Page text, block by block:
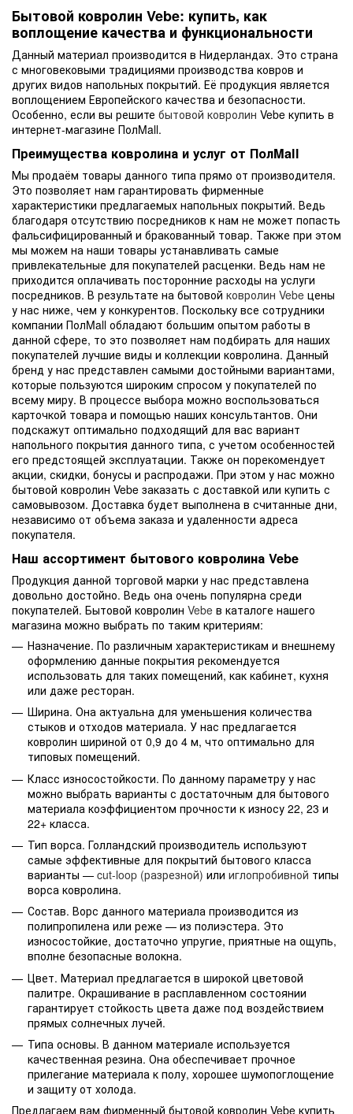
Бытовой ковролин Vebe: купить, как
воплощение качества и функциональности
Данный материал производится в Нидерландах. Это страна
с многовековыми традициями производства ковров и
других видов напольных покрытий. Её продукция является
воплощением Европейского качества и безопасности.
Особенно, если вы решите бытовой ковролин Vebe купить в
интернет-магазине ПолMall.
Преимущества ковролина и услуг от ПолMall
Мы продаём товары данного типа прямо от производителя.
Это позволяет нам гарантировать фирменные
характеристики предлагаемых напольных покрытий. Ведь
благодаря отсутствию посредников к нам не может попасть
фальсифицированный и бракованный товар. Также при этом
мы можем на наши товары устанавливать самые
привлекательные для покупателей расценки. Ведь нам не
приходится оплачивать посторонние расходы на услуги
посредников. В результате на бытовой ковролин Vebe цены
у нас ниже, чем у конкурентов. Поскольку все сотрудники
компании ПолMall обладают большим опытом работы в
данной сфере, то это позволяет нам подбирать для наших
покупателей лучшие виды и коллекции ковролина. Данный
бренд у нас представлен самыми достойными вариантами,
которые пользуются широким спросом у покупателей по
всему миру. В процессе выбора можно воспользоваться
карточкой товара и помощью наших консультантов. Они
подскажут оптимально подходящий для вас вариант
напольного покрытия данного типа, с учетом особенностей
его предстоящей эксплуатации. Также он порекомендует
акции, скидки, бонусы и распродажи. При этом у нас можно
бытовой ковролин Vebe заказать с доставкой или купить с
самовывозом. Доставка будет выполнена в считанные дни,
независимо от объема заказа и удаленности адреса
покупателя.
Наш ассортимент бытового ковролина Vebe
Продукция данной торговой марки у нас представлена
довольно достойно. Ведь она очень популярна среди
покупателей. Бытовой ковролин Vebe в каталоге нашего
магазина можно выбрать по таким критериям:
Назначение. По различным характеристикам и внешнему
оформлению данные покрытия рекомендуется
использовать для таких помещений, как кабинет, кухня
или даже ресторан.
Ширина. Она актуальна для уменьшения количества
стыков и отходов материала. У нас предлагается
ковролин шириной от 0,9 до 4 м, что оптимально для
типовых помещений.
Класс износостойкости. По данному параметру у нас
можно выбрать варианты с достаточным для бытового
материала коэффициентом прочности к износу 22, 23 и
22+ класса.
Тип ворса. Голландский производитель используют
самые эффективные для покрытий бытового класса
варианты — cut-loop (разрезной) или иглопробивной типы
ворса ковролина.
Состав. Ворс данного материала производится из
полипропилена или реже — из полиэстера. Это
износостойкие, достаточно упругие, приятные на ощупь,
вполне безопасные волокна.
Цвет. Материал предлагается в широкой цветовой
палитре. Окрашивание в расплавленном состоянии
гарантирует стойкость цвета даже под воздействием
прямых солнечных лучей.
Типа основы. В данном материале используется
качественная резина. Она обеспечивает прочное
прилегание материала к полу, хорошее шумопоглощение
и защиту от холода.
Предлагаем вам фирменный бытовой ковролин Vebe купить